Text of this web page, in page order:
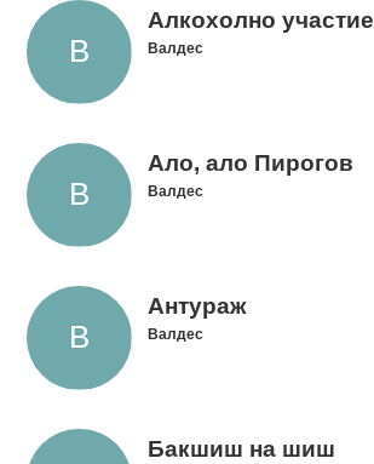
Алкохолно участие
Валдес
Ало, ало Пирогов
Валдес
Антураж
Валдес
Бакшиш на шиш